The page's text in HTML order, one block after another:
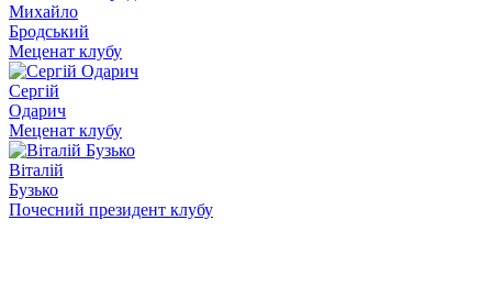
Михайло
Бродський
Меценат клубу
Сергій
Одарич
Меценат клубу
Віталій
Бузько
Почесний президент клубу